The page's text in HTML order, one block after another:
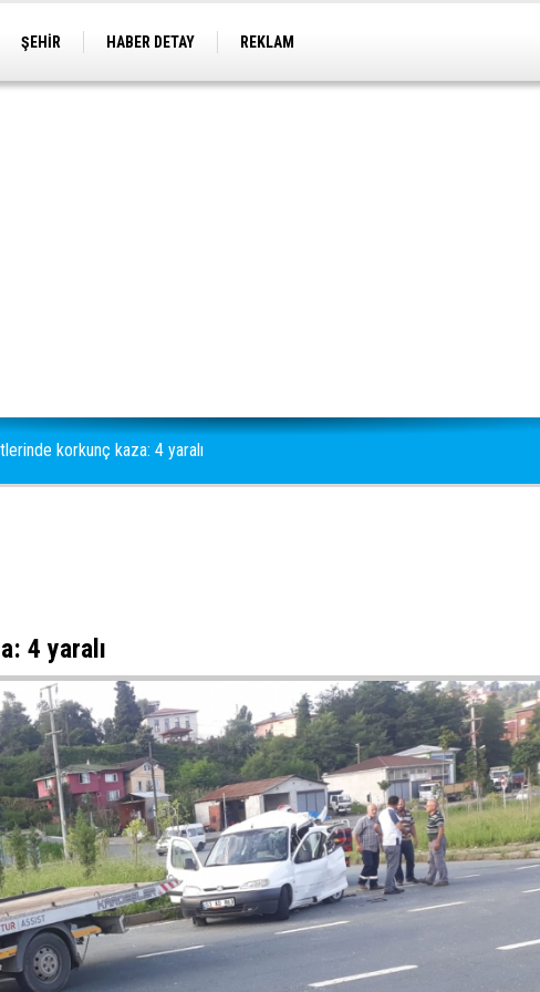
ŞEHİR HABER DETAY REKLAM
korkunç kaza: 4 yaralı
4 yaralı